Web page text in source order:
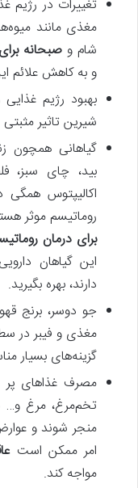
تغییرات در رژیم
مغذی مانند
شام و صبحانه
و به کاهش علائم
بهبود رژیم
شیرین تاثیر
گیاهانی همچون
بید، چای سبز،
اکالیپتوس
روماتیسم موثر
برای درمان
این گیاهان
دارند، بهره بگیرید.
جو دوسر، برنج
مغذی و فیبر در
گزینه‌های بسیار
مصرف غذاهای پر
تخم‌مرغ، مرغ و…
منجر شوند و
امر ممکن است
مواجه کند.